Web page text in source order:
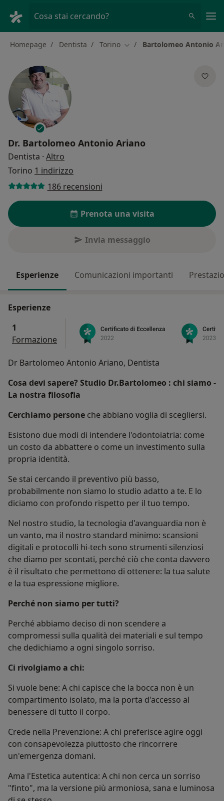
Cosa stai cercando?
Homepage Dentista Torino Cambia città
Bartolomeo Antonio
Dr. Bartolomeo Antonio Ariano
Dentista · Altro
Torino 1 indirizzo
186 recensioni
Prenota una visita
Invia messaggio
Esperienze Comunicazioni importanti
Esperienze
1
Formazione
Dr Bartolomeo Antonio Ariano, Dentista
Cosa devi sapere? Studio Dr.Bartolomeo : chi siamo -
La nostra filosofia
Cerchiamo persone che abbiano voglia di scegliersi.
Esistono due modi di intendere l'odontoiatria: come
un costo da abbattere o come un investimento sulla
propria identità.
Se stai cercando il preventivo più basso,
probabilmente non siamo lo studio adatto a te. E lo
diciamo con profondo rispetto per il tuo tempo.
Nel nostro studio, la tecnologia d'avanguardia non è
un vanto, ma il nostro standard minimo: scansioni
digitali e protocolli hi-tech sono strumenti silenziosi
che diamo per scontati, perché ciò che conta davvero
è il risultato che permettono di ottenere: la tua salute
e la tua espressione migliore.
Perché non siamo per tutti?
Perché abbiamo deciso di non scendere a
compromessi sulla qualità dei materiali e sul tempo
che dedichiamo a ogni singolo sorriso.
Ci rivolgiamo a chi:
Si vuole bene: A chi capisce che la bocca non è un
compartimento isolato, ma la porta d'accesso al
benessere di tutto il corpo.
Crede nella Prevenzione: A chi preferisce agire oggi
con consapevolezza piuttosto che rincorrere
un'emergenza domani.
Ama l'Estetica autentica: A chi non cerca un sorriso
"finto", ma la versione più armoniosa, sana e luminosa